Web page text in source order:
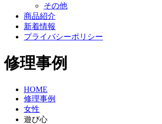
その他
商品紹介
新着情報
プライバシーポリシー
修理事例
HOME
修理事例
女性
遊び心